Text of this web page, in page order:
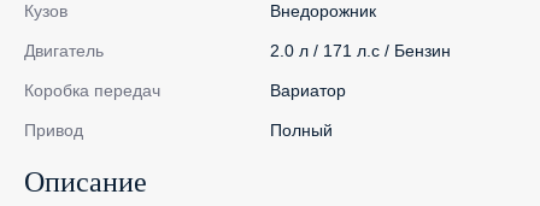
Кузов Внедорожник
Двигатель 2.0 л / 171 л.с / Бензин
Коробка передач Вариатор
Привод Полный
Описание